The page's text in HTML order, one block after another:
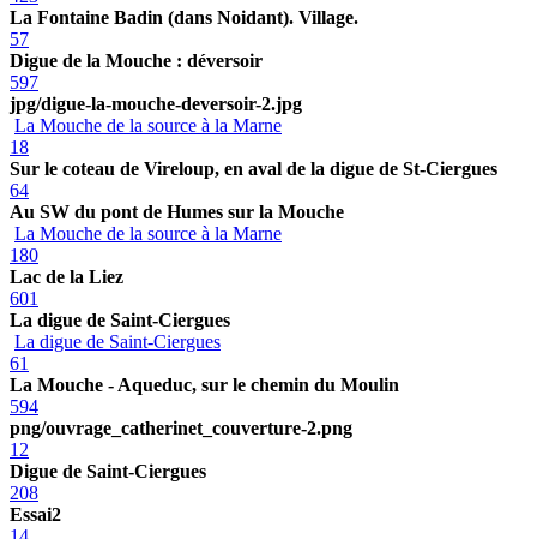
La Fontaine Badin (dans Noidant). Village.
57
Digue de la Mouche : déversoir
597
jpg/digue-la-mouche-deversoir-2.jpg
La Mouche de la source à la Marne
18
Sur le coteau de Vireloup, en aval de la digue de St-Ciergues
64
Au SW du pont de Humes sur la Mouche
La Mouche de la source à la Marne
180
Lac de la Liez
601
La digue de Saint-Ciergues
La digue de Saint-Ciergues
61
La Mouche - Aqueduc, sur le chemin du Moulin
594
png/ouvrage_catherinet_couverture-2.png
12
Digue de Saint-Ciergues
208
Essai2